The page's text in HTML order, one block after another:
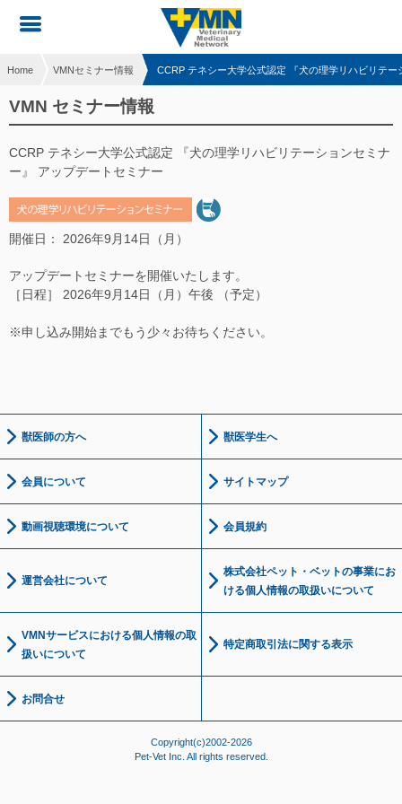
Home VMNセミナー情報 CCRP テネシー大学公式認定 『犬の理学リハビリテ
VMN セミナー情報
CCRP テネシー大学公式認定 『犬の理学リハビリテーションセミナ
ー』 アップデートセミナー
開催日： 2026年9月14日（月）
アップデートセミナーを開催いたします。
［日程］ 2026年9月14日（月）午後 （予定）
※申し込み開始までもう少々お待ちください。
獣医師の方へ 獣医学生へ
会員について サイトマップ
動画視聴環境について 会員規約
運営会社について
株式会社ペット・ベットの事業にお
ける個人情報の取扱いについて
VMNサービスにおける個人情報の取
扱いについて
特定商取引法に関する表示
お問合せ
Copyright(c)2002-2026
Pet-Vet Inc. All rights reserved.